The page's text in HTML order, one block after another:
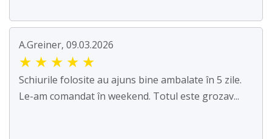
A.Greiner, 09.03.2026
★ ★ ★ ★ ★
Schiurile folosite au ajuns bine ambalate în 5 zile.
Le-am comandat în weekend. Totul este grozav...